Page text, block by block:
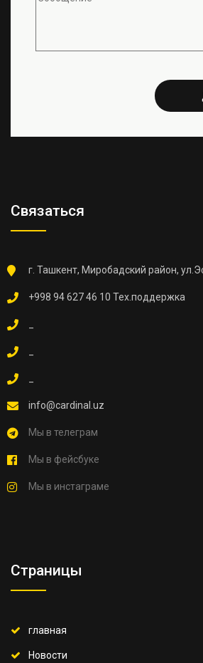
Связаться
г. Ташкент, Миробадский район,
+998 94 627 46 10 Тех.поддержка
info@cardinal.uz
Мы в телеграм
Мы в фейсбуке
Мы в инстаграме
Страницы
главная
Новости